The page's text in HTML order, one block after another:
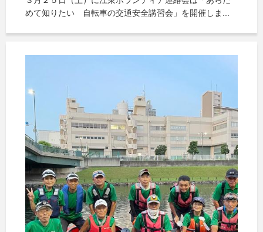
めて知りたい 自転車の交通安全講習会」を開催しま...